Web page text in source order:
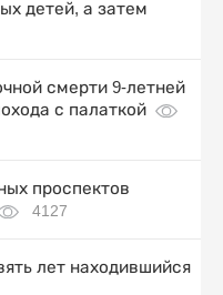
детей, а затем
смерти 9-летней
с палаткой
проспектов
4127
лет находившийся